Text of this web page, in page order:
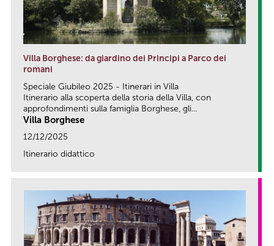
Villa Borghese: da giardino dei Principi a Parco dei
romani
Speciale Giubileo 2025 - Itinerari in Villa
Itinerario alla scoperta della storia della Villa, con
approfondimenti sulla famiglia Borghese, gli...
Villa Borghese
12/12/2025
Itinerario didattico